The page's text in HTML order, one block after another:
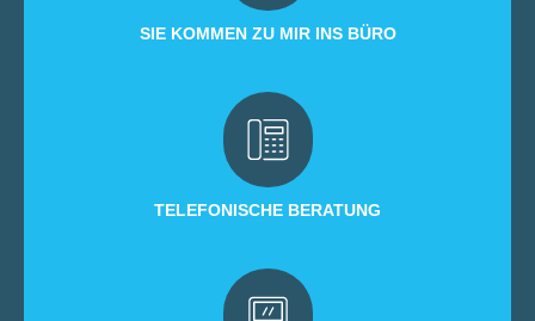
SIE KOMMEN ZU MIR INS BÜRO
TELEFONISCHE BERATUNG